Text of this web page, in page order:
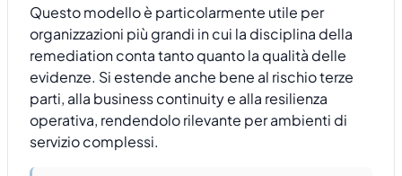
Questo modello è particolarmente utile per
organizzazioni più grandi in cui la disciplina della
remediation conta tanto quanto la qualità delle
evidenze. Si estende anche bene al rischio terze
parti, alla business continuity e alla resilienza
operativa, rendendolo rilevante per ambienti di
servizio complessi.